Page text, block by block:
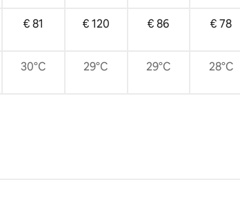
€ 81 € 120 € 86 € 78
30°C 29°C 29°C 28°C